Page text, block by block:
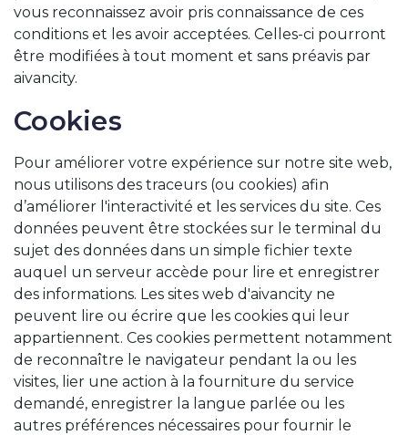
vous reconnaissez avoir pris connaissance de ces
conditions et les avoir acceptées. Celles-ci pourront
être modifiées à tout moment et sans préavis par
aivancity.
Cookies
Pour améliorer votre expérience sur notre site web,
nous utilisons des traceurs (ou cookies) afin
d’améliorer l'interactivité et les services du site. Ces
données peuvent être stockées sur le terminal du
sujet des données dans un simple fichier texte
auquel un serveur accède pour lire et enregistrer
des informations. Les sites web d'aivancity ne
peuvent lire ou écrire que les cookies qui leur
appartiennent. Ces cookies permettent notamment
de reconnaître le navigateur pendant la ou les
visites, lier une action à la fourniture du service
demandé, enregistrer la langue parlée ou les
autres préférences nécessaires pour fournir le